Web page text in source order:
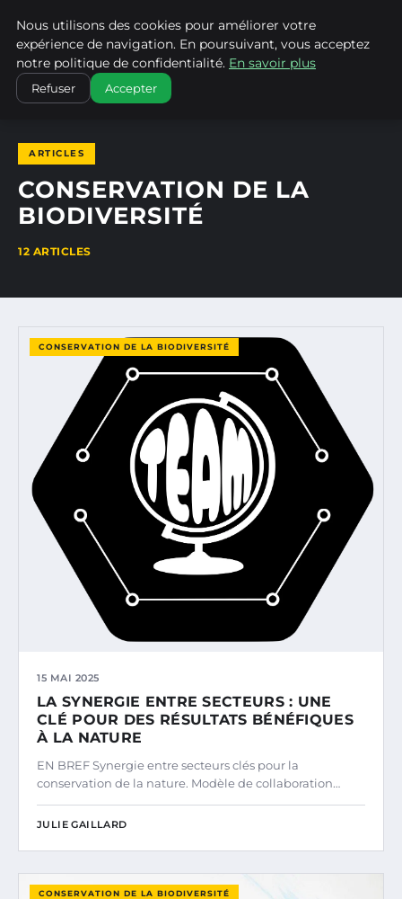
CLIMATECHANGENEBRASKA
ACCUEIL CONSERVATION DE LA BIODIVERSITÉ
ARTICLES
CONSERVATION DE LA
BIODIVERSITÉ
12 ARTICLES
CONSERVATION DE LA BIODIVERSITÉ
15 MAI 2025
LA SYNERGIE ENTRE SECTEURS : UNE
CLÉ POUR DES RÉSULTATS BÉNÉFIQUES
À LA NATURE
EN BREF Synergie entre secteurs clés pour la
conservation de la nature. Modèle de collaboration…
JULIE GAILLARD
CONSERVATION DE LA BIODIVERSITÉ
Nous utilisons des cookies pour améliorer votre
expérience de navigation. En poursuivant, vous acceptez
notre politique de confidentialité. En savoir plus
Refuser Accepter